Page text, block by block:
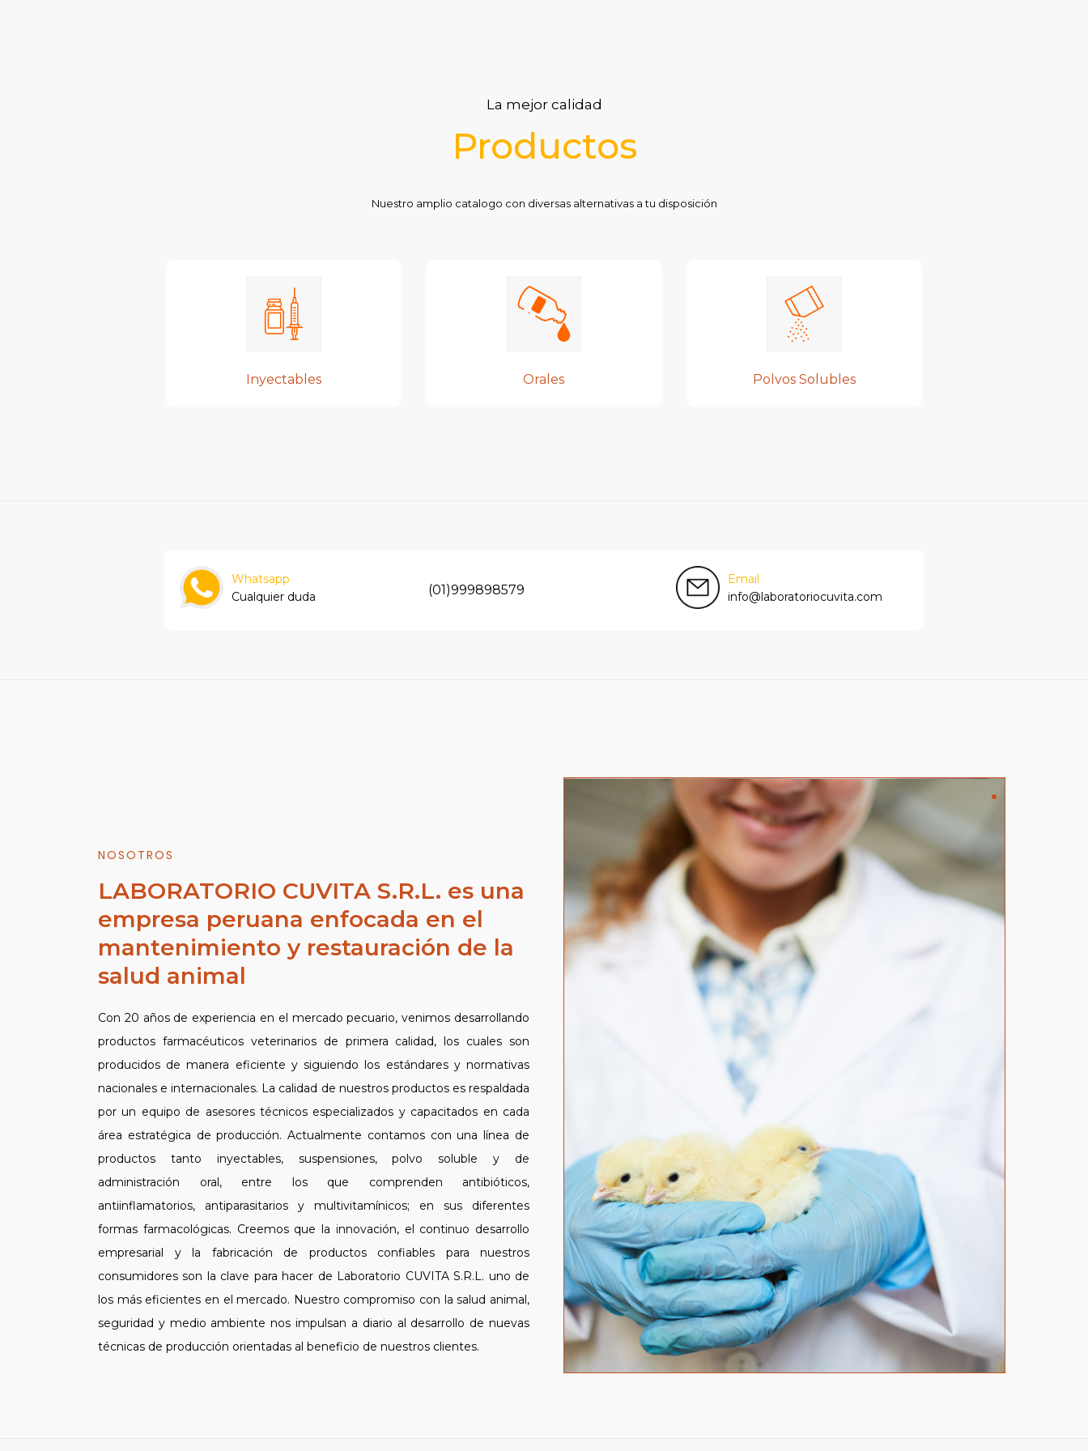
La mejor calidad
Productos
Nuestro amplio catalogo con diversas alternativas a tu disposición
Inyectables Orales Polvos Solubles
Whatsapp
Cualquier duda
(01)999898579
Email
info@laboratoriocuvita.com
NOSOTROS
LABORATORIO CUVITA S.R.L. es una
empresa peruana enfocada en el
mantenimiento y restauración de la
salud animal
Con 20 años de experiencia en el mercado pecuario, venimos desarrollando
productos farmacéuticos veterinarios de primera calidad, los cuales son
producidos de manera eficiente y siguiendo los estándares y normativas
nacionales e internacionales. La calidad de nuestros productos es respaldada
por un equipo de asesores técnicos especializados y capacitados en cada
área estratégica de producción. Actualmente contamos con una línea de
productos tanto inyectables, suspensiones, polvo soluble y de
administración oral, entre los que comprenden antibióticos,
antiinflamatorios, antiparasitarios y multivitamínicos; en sus diferentes
formas farmacológicas. Creemos que la innovación, el continuo desarrollo
empresarial y la fabricación de productos confiables para nuestros
consumidores son la clave para hacer de Laboratorio CUVITA S.R.L. uno de
los más eficientes en el mercado. Nuestro compromiso con la salud animal,
seguridad y medio ambiente nos impulsan a diario al desarrollo de nuevas
técnicas de producción orientadas al beneficio de nuestros clientes.